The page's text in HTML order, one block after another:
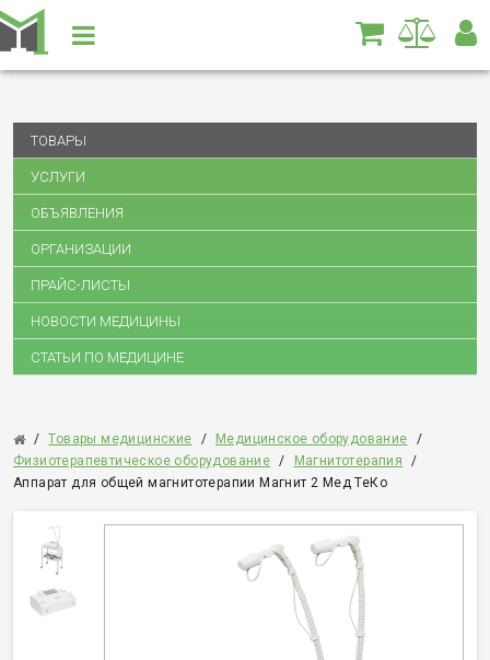
ТОВАРЫ
УСЛУГИ
ОБЪЯВЛЕНИЯ
ОРГАНИЗАЦИИ
ПРАЙС-ЛИСТЫ
НОВОСТИ МЕДИЦИНЫ
СТАТЬИ ПО МЕДИЦИНЕ
/ Товары медицинские / Медицинское оборудование
/
Физиотерапевтическое оборудование / Магнитотерапия
/
Аппарат для общей магнитотерапии Магнит 2 Мед ТеКо